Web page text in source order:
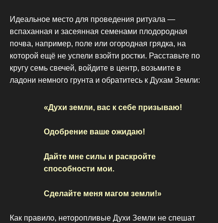
Идеальное место для проведения ритуала —
вспаханная и засеянная семенами плодородная
почва, например, поле или огородная грядка, на
которой ещё не успели взойти ростки. Расставьте по
кругу семь свечей, войдите в центр, возьмите в
ладони немного грунта и обратитесь к Духам Земли:
«Духи земли, вас к себе призываю!
Одобрение ваше ожидаю!
Дайте мне силы и раскройте
способности мои.
Сделайте меня магом земли!»
Как правило, неторопливые Духи Земли не спешат